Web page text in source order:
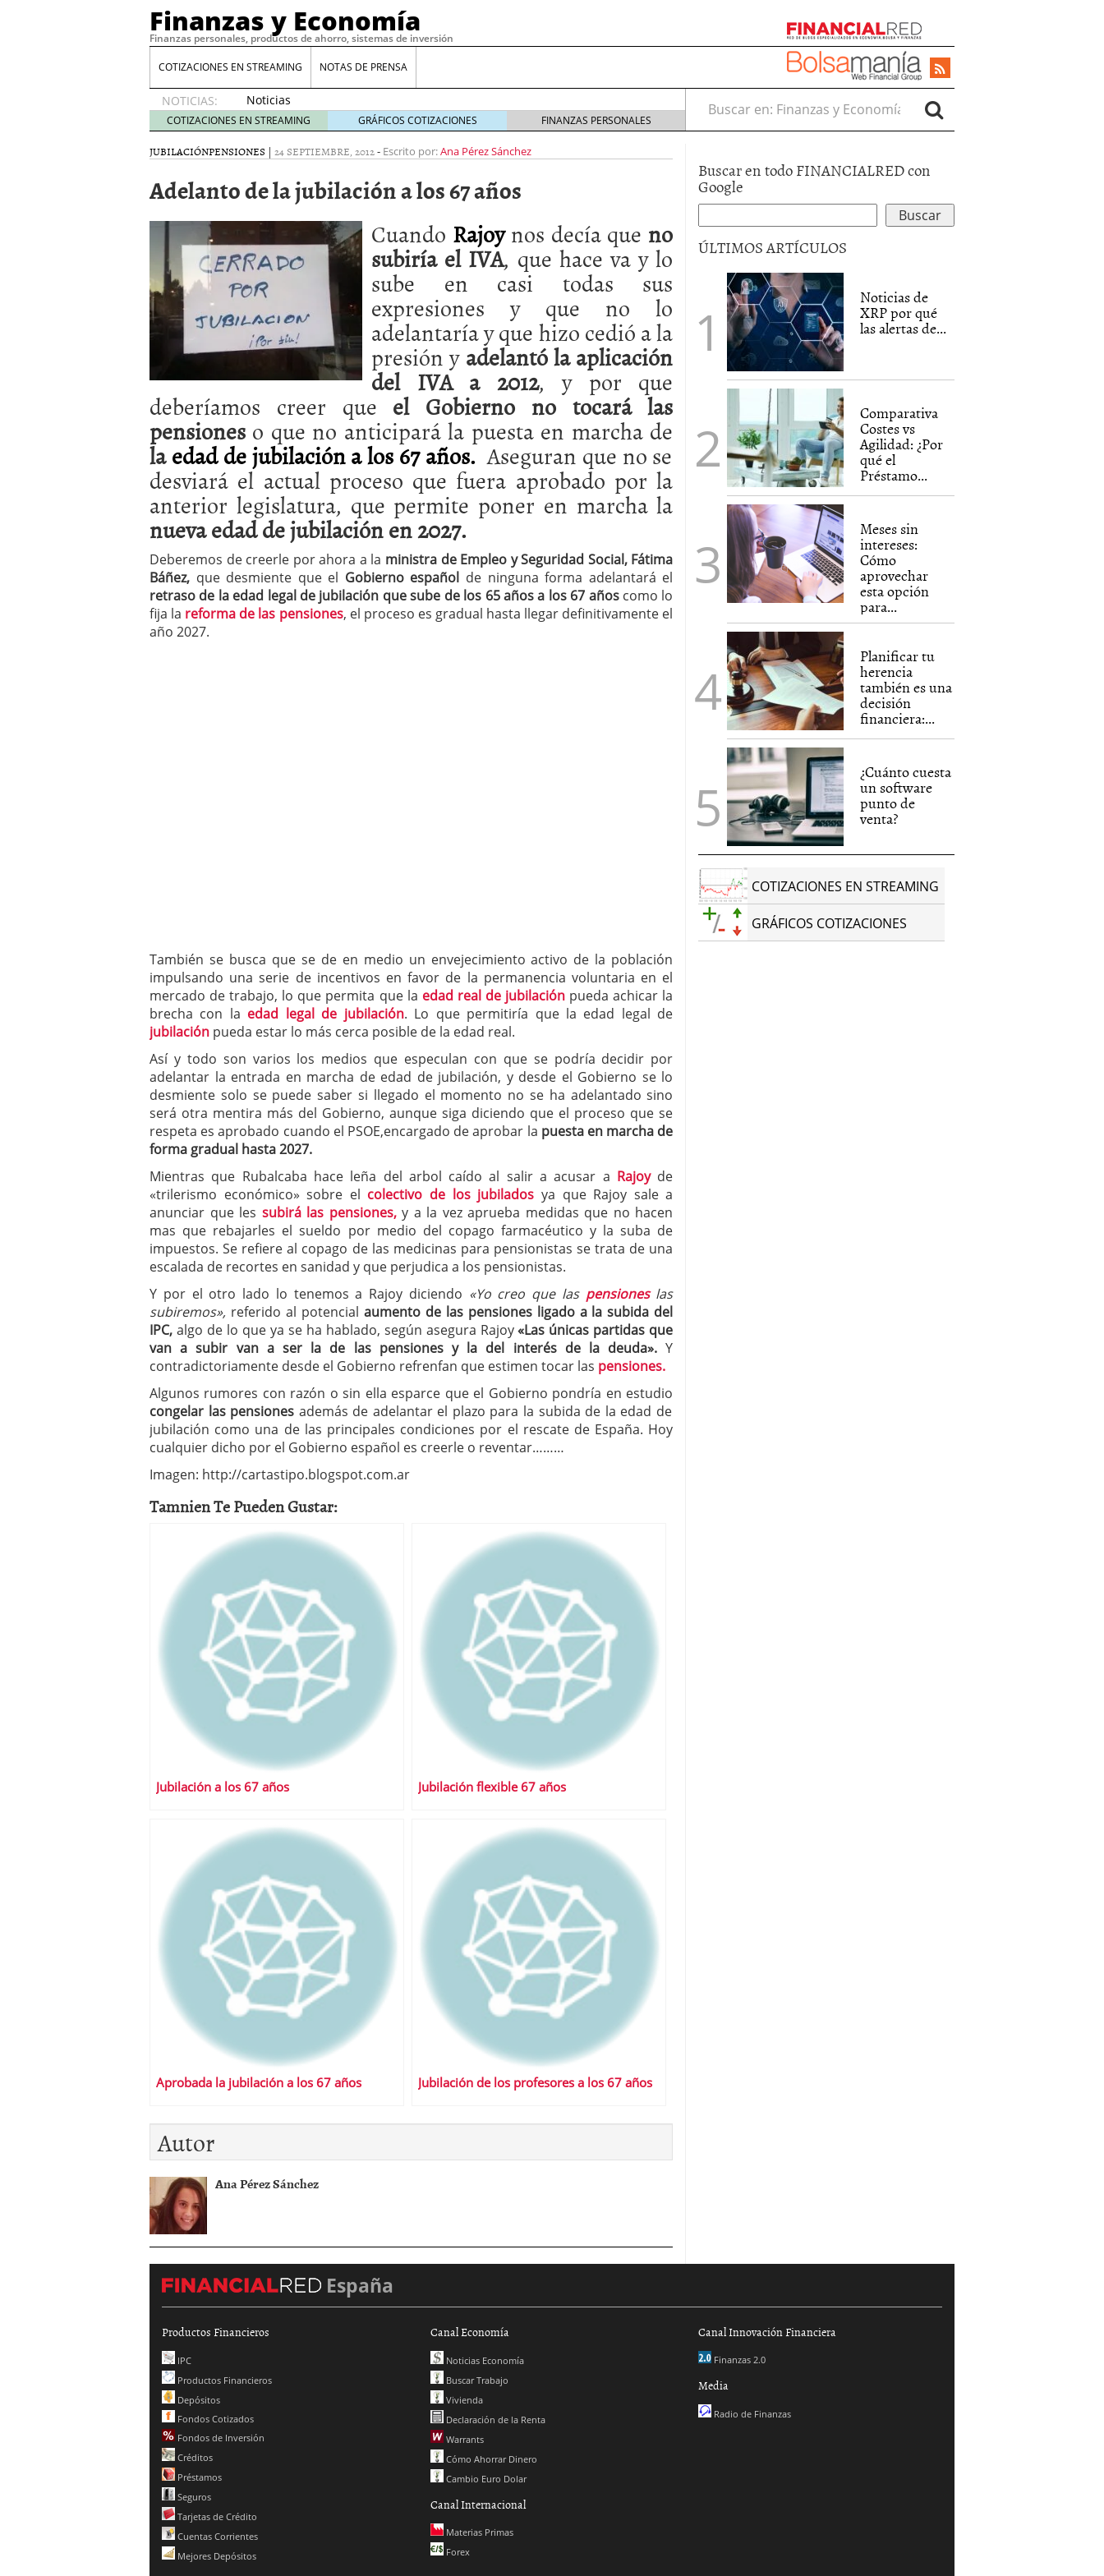
Finanzas y Economía
Finanzas personales, productos de ahorro, sistemas de inversión
COTIZACIONES EN STREAMING NOTAS DE PRENSA
NOTICIAS:
Noticias
de XRP
por qué
las
de
whales
llegar
tarde 16
de abril
de 2026
Comparativa Costes vs Agilidad: ¿Por qué el Préstamo Promotor privado
acelera la rentabilidad?
12 de diciembre de 2025
Meses sin intereses: Cómo aprovechar esta opción para gestionar tus
compras 24 de noviembre de 2025
Planificar tu herencia también es una decisión financiera: cómo anticiparte
a los costes 21 de noviembre de 2025
¿Cuánto cuesta un software punto de venta?
3 de octubre de 2025
COTIZACIONES EN STREAMING GRÁFICOS COTIZACIONES FINANZAS PERSONALES
Buscar en:
JUBILACIÓNPENSIONES | 24 SEPTIEMBRE, 2012- Escrito por:Ana Pérez Sánchez
Adelanto de la jubilación a los 67 años
Cuando Rajoy nos decía que no
subiría el IVA, que hace va y lo
sube en casi todas sus
expresiones y que no lo
adelantaría y que hizo cedió a la
presión yadelantó la aplicación
del IVA a 2012, y por que
deberíamos creer que el Gobierno no tocará las
pensiones o que no anticipará la puesta en marcha de
laedad de jubilación a los 67 años. Aseguran que no se
desviará el actual proceso que fuera aprobado por la
anterior legislatura, que permite poner en marcha la
nueva edad de jubilación en 2027.
Deberemos de creerle por ahora a la ministra de Empleo y Seguridad Social, Fátima
Báñez, que desmiente que el Gobierno español de ninguna forma adelantará el
retraso de la edad legal de jubilación que sube de los 65 años a los 67 añoscomo lo
fija la reforma de las pensiones, el proceso es gradual hasta llegar definitivamente el
año 2027.
También se busca que se de en medio un envejecimiento activo de la población
impulsando una serie de incentivos en favor de la permanencia voluntaria en el
mercado de trabajo, lo que permita que la edad real de jubilación pueda achicar la
brecha con la edad legal de jubilación. Lo que permitiría que la edad legal de
jubilación pueda estar lo más cerca posible de la edad real.
Así y todo son varios los medios que especulan con que se podría decidir por
adelantar la entrada en marcha de edad de jubilación, y desde el Gobierno se lo
desmiente solo se puede saber si llegado el momento no se ha adelantado sino
será otra mentira más del Gobierno, aunque siga diciendo que el proceso que se
respeta es aprobado cuando el PSOE,encargado de aprobar la puesta en marcha de
forma gradual hasta 2027.
Mientras que Rubalcaba hace leña del arbol caído al salir a acusar a Rajoyde
«trilerismo económico» sobre el colectivo de los jubilados ya que Rajoy sale a
anunciar que les subirá las pensiones, y a la vez aprueba medidas que no hacen
mas que rebajarles el sueldo por medio del copago farmacéutico y la suba de
impuestos. Se refiere al copago de las medicinas para pensionistas se trata de una
escalada de recortes en sanidad y que perjudica a los pensionistas.
Y por el otro lado lo tenemos a Rajoy diciendo «Yo creo que las pensioneslas
subiremos», referido al potencial aumento de las pensiones ligado a la subida del
IPC, algo de lo que ya se ha hablado, según asegura Rajoy«Las únicas partidas que
van a subir van a ser la de las pensiones y la del interés de la deuda». Y
contradictoriamente desde el Gobierno refrenfan que estimen tocar las pensiones.
Algunos rumores con razón o sin ella esparce que el Gobierno pondría en estudio
congelar las pensiones además de adelantar el plazo para la subida de la edad de
jubilación como una de las principales condiciones por el rescate de España. Hoy
cualquier dicho por el Gobierno español es creerle o reventar………
Imagen: http://cartastipo.blogspot.com.ar
Tamnien Te Pueden Gustar:
Jubilación a los 67 años Jubilación flexible 67 años
Aprobada la jubilación a los 67 años Jubilación de los profesores a los 67 años
Autor
Ana Pérez Sánchez
Buscar en todo FINANCIALRED con
Google
ÚLTIMOS ARTÍCULOS
Noticias de
XRP por qué
las alertas de...
Comparativa
Costes vs
Agilidad: ¿Por
qué el
Préstamo...
Meses sin
intereses:
Cómo
aprovechar
esta opción
para...
Planificar tu
herencia
también es una
decisión
financiera:...
¿Cuánto cuesta
un software
punto de
venta?
COTIZACIONES EN STREAMING
GRÁFICOS COTIZACIONES
España
Productos Financieros
IPC
Productos Financieros
Depósitos
Fondos Cotizados
Fondos de Inversión
Créditos
Préstamos
Seguros
Tarjetas de Crédito
Cuentas Corrientes
Mejores Depósitos
Canal Economía
Noticias Economía
Buscar Trabajo
Vivienda
Declaración de la Renta
Warrants
Cómo Ahorrar Dinero
Cambio Euro Dolar
Canal Internacional
Materias Primas
Forex
Canal Innovación Financiera
Finanzas 2.0
Media
Radio de Finanzas